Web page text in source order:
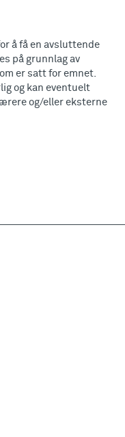
å få en avsluttende
på grunnlag av
er satt for emnet.
og kan eventuelt
og/eller eksterne